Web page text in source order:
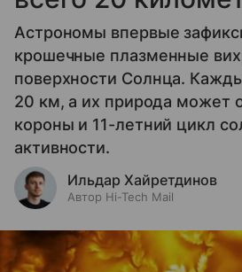
Астрономы впервые
крошечные плазменные
поверхности Солнца.
20 км, а их природа может
короны и 11-летний цикл
активности.
Ильдар Хайретдинов
Автор Hi-Tech Mail